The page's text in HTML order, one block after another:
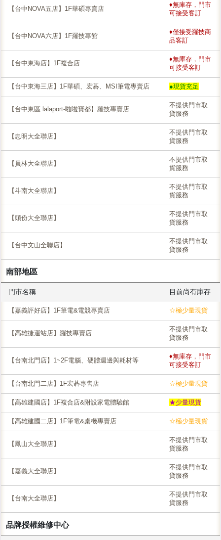
【台中NOVA五店】1F華碩專賣店
♦無庫存，門市
可接受客訂
【台中NOVA六店】1F羅技專館
♦僅接受羅技商
品客訂
【台中東海店】1F複合店
♦無庫存，門市
可接受客訂
【台中東海三店】1F華碩、宏碁、MSI筆電專賣店 ●現貨充足
【台中東區 lalaport-啦啦寶都】羅技專賣店
不提供門市取
貨服務
【忠明大全聯店】
不提供門市取
貨服務
【員林大全聯店】
不提供門市取
貨服務
【斗南大全聯店】
不提供門市取
貨服務
【頭份大全聯店】
不提供門市取
貨服務
【台中文山全聯店】
不提供門市取
貨服務
南部地區
門市名稱 目前尚有庫存
【嘉義評好店】1F筆電&電競專賣店 ☆極少量現貨
【高雄捷運站店】羅技專賣店
不提供門市取
貨服務
【台南北門店】1~2F電腦、硬體週邊與耗材等
♦無庫存，門市
可接受客訂
【台南北門二店】1F宏碁專售店 ☆極少量現貨
【高雄建國店】1F複合店&附設家電體驗館 ★少量現貨
【高雄建國二店】1F筆電&桌機專賣店 ☆極少量現貨
【鳳山大全聯店】
不提供門市取
貨服務
【嘉義大全聯店】
不提供門市取
貨服務
【台南大全聯店】
不提供門市取
貨服務
品牌授權維修中心